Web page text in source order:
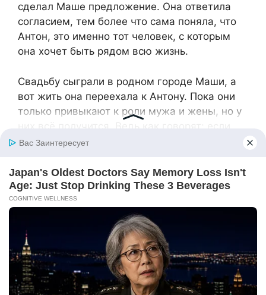
сделал Маше предложение. Она ответила
согласием, тем более что сама поняла, что
Антон, это именно тот человек, с которым
она хочет быть рядом всю жизнь.
Свадьбу сыграли в родном городе Маши, а
вот жить она переехала к Антону. Пока они
только привыкают к роли мужа и жены, но у
делаешь добро, то оно обязательно
которая потерялась в незнакомом городе, а
судьба тут же отплатила ей сторицей, Маша
наконец-то нашла свою любовь. У
новобрачных пока медовый месяц, но они
точно знают, что счастье будет с ними
всегда. На самом почетном месте у них в
доме стоит маленький вязанный ангелочек с
сердечком в руках. Когда-нибудь он
переедет в дом их дочери, потом внучки,